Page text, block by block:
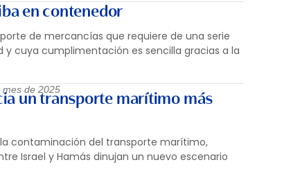
en contenedor
de mercancías que requiere de una serie
y cuya cumplimentación es sencilla gracias a la
de 2025
un transporte marítimo más
contaminación del transporte marítimo,
Israel y Hamás dinujan un nuevo escenario